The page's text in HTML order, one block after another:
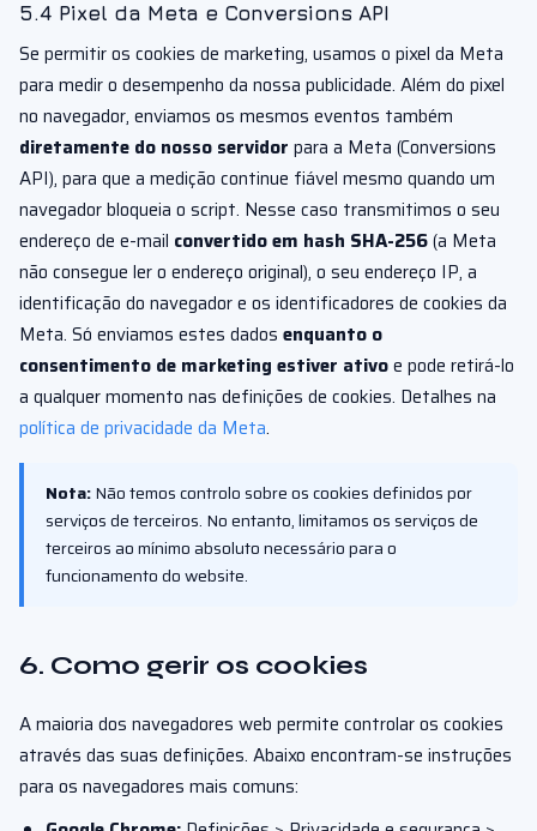
5.4 Pixel da Meta e Conversions API
Se permitir os cookies de marketing, usamos o pixel da Meta
para medir o desempenho da nossa publicidade. Além do pixel
no navegador, enviamos os mesmos eventos também
diretamente do nosso servidor para a Meta (Conversions
API), para que a medição continue fiável mesmo quando um
navegador bloqueia o script. Nesse caso transmitimos o seu
endereço de e-mail convertido em hash SHA-256(a Meta
não consegue ler o endereço original), o seu endereço IP, a
identificação do navegador e os identificadores de cookies da
Meta. Só enviamos estes dados enquanto o
consentimento de marketing estiver ativoe pode retirá-lo
a qualquer momento nas definições de cookies. Detalhes na
política de privacidade da Meta.
Nota:Não temos controlo sobre os cookies definidos por
serviços de terceiros. No entanto, limitamos os serviços de
terceiros ao mínimo absoluto necessário para o
funcionamento do website.
6. Como gerir os cookies
A maioria dos navegadores web permite controlar os cookies
através das suas definições. Abaixo encontram-se instruções
para os navegadores mais comuns: